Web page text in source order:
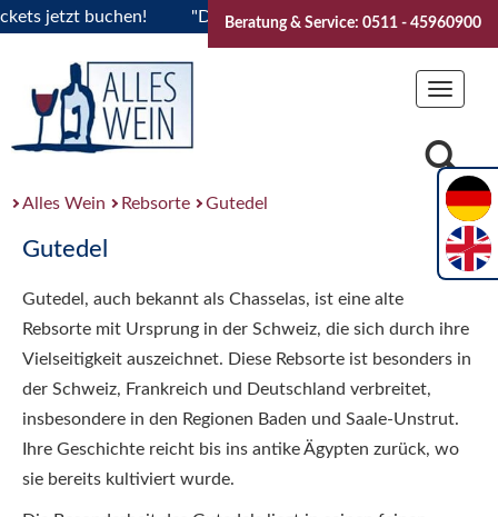
jetzt buchen! "Das Sommerfest 2026" Vive la
Beratung & Service: 0511 - 45960900
Toggle
Alles Wein Rebsorte Gutedel
Gutedel
Gutedel, auch bekannt als Chasselas, ist eine alte
Rebsorte mit Ursprung in der Schweiz, die sich durch ihre
Vielseitigkeit auszeichnet. Diese Rebsorte ist besonders in
der Schweiz, Frankreich und Deutschland verbreitet,
insbesondere in den Regionen Baden und Saale-Unstrut.
Ihre Geschichte reicht bis ins antike Ägypten zurück, wo
sie bereits kultiviert wurde.